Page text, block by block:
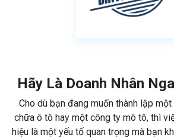
Hãy Là Doanh Nhân
Cho dù bạn đang muốn thành lập
chữa ô tô hay một công ty mô tô, thì
hiệu là một yếu tố quan trọng mà bạn